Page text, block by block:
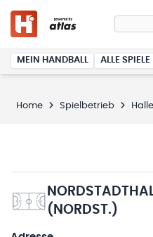
MEIN HANDBALL ALLE SPIELE
Home Spielbetrieb
(NORDST.)